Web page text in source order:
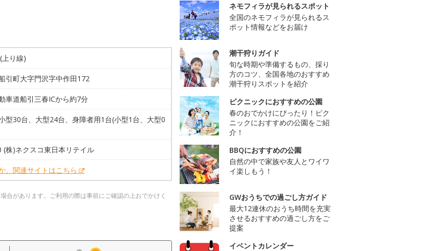
上り線)
引町大字門沢字中作田172
車道船引三春ICから約7分
型30台、大型24台、身障者用1台(小型1台、大型0
株)ネクスコ東日本リテイル
、関連サイトはこちら
があります。ご利用の際は事前にご確認の上おでかけく
ネモフィラが見られるスポット
全国のネモフィラが見られるス
ポット情報などをお届け
潮干狩りガイド
旬な時期や準備するもの、採り
方のコツ、全国各地のおすすめ
潮干狩りスポットを紹介
ピクニックにおすすめの公園
春のおでかけにぴったり！ピク
ニックにおすすめの公園をご紹
介！
BBQにおすすめの公園
自然の中で家族や友人とワイワ
イ楽しもう！
GWおうちでの過ごし方ガイド
最大12連休のおうち時間を充実
させるおすすめの過ごし方をご
提案
イベントカレンダー